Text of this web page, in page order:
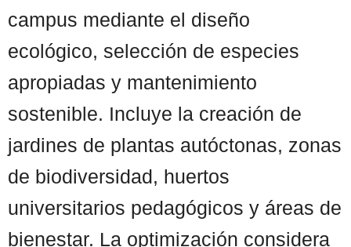
campus mediante el diseño
ecológico, selección de especies
apropiadas y mantenimiento
sostenible. Incluye la creación de
jardines de plantas autóctonas, zonas
de biodiversidad, huertos
universitarios pedagógicos y áreas de
bienestar. La optimización considera